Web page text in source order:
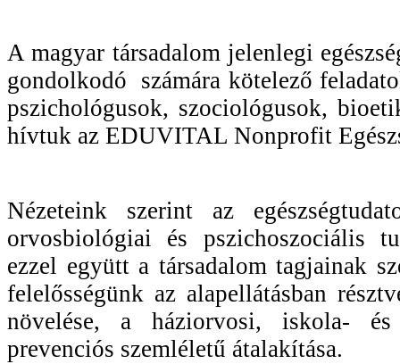
A magyar társadalom jelenlegi
gondolkodó számára kötelező
pszichológusok, szociológusok,
hívtuk az EDUVITAL Nonprofit
Nézeteink szerint az
orvosbiológiai és pszichoszociális
ezzel együtt a társadalom tagjainak
felelősségünk az alapellátásban
növelése, a háziorvosi, iskola- és
prevenciós szemléletű átalakítása.